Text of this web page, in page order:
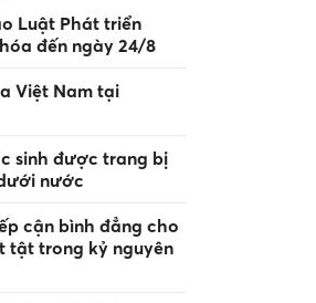
Luật Phát triển
đến ngày 24/8
Việt Nam tại
sinh được trang bị
nước
cận bình đẳng cho
tật trong kỷ nguyên